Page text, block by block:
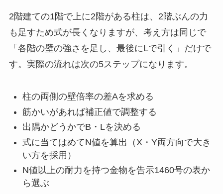
2階建ての1階で上に2階がある柱は、2階ぶんの力
も足すため式が長くなりますが、考え方は同じで
「各階の壁の強さを足し、最後にLで引く」だけで
す。実際の流れは次の5ステップになります。
柱の両側の壁倍率の差Aを求める
筋かいがあれば補正値で調整する
出隅かどうかでB・Lを決める
式に当てはめてN値を算出（X・Y両方向で大き
い方を採用）
N値以上の耐力を持つ金物を告示1460号の表か
ら選ぶ